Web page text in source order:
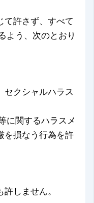
て許さず、すべて
よう、次のとおり
セクシャルハラス
に関するハラスメ
を損なう行為を許
しません。